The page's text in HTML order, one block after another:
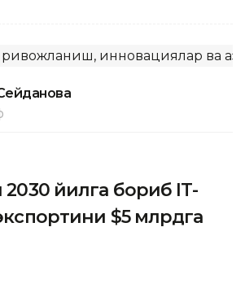
ривожланиш, инновациялар ва
йилга бориб IT-
$5 млрдга